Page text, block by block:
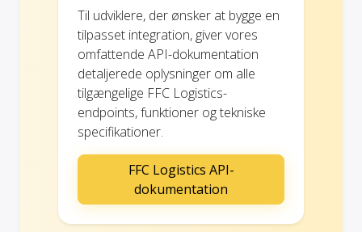
Til udviklere, der ønsker at bygge en
tilpasset integration, giver vores
omfattende API-dokumentation
detaljerede oplysninger om alle
tilgængelige FFC Logistics-
endpoints, funktioner og tekniske
specifikationer.
FFC Logistics API-
dokumentation